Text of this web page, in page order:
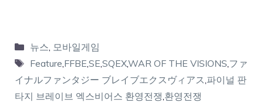
뉴스, 모바일게임
Feature,FFBE,SE,SQEX,WAR OF THE VISIONS,ファ
イナルファンタジー ブレイブエクスヴィアス,파이널 판
타지 브레이브 엑스비어스 환영전쟁,환영전쟁